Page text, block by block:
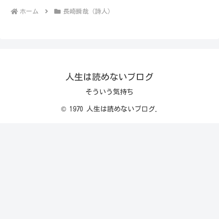
ホーム 長崎瞬哉（詩人）
人生は読めないブログ
そういう気持ち
© 1970 人生は読めないブログ.